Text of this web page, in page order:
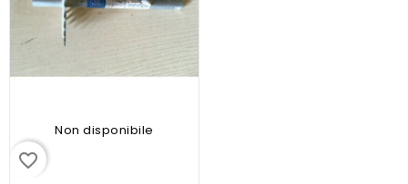
Non disponibile
favorite_border